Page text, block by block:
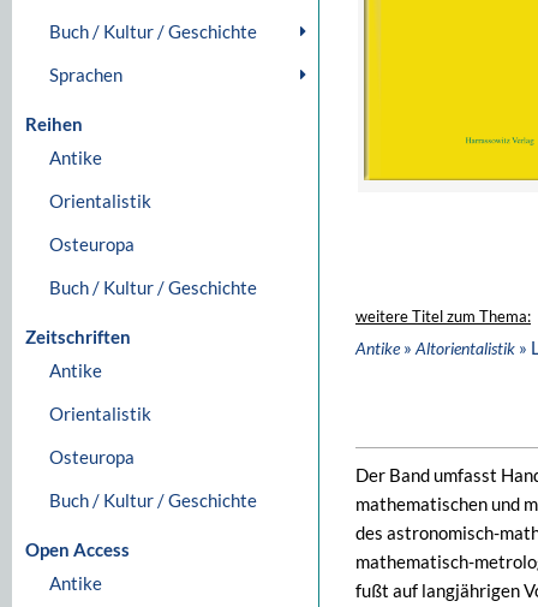
Buch / Kultur / Geschichte
Sprachen
Reihen
Antike
Orientalistik
Osteuropa
Buch / Kultur / Geschichte
Zeitschriften
Antike
Orientalistik
Osteuropa
Buch / Kultur / Geschichte
Open Access
Antike
weitere Titel zum Thema:
Antike» Altorientalistik »
Der Band umfasst
mathematischen und
des astronomisch-
mathematisch-
fußt auf langjährigen